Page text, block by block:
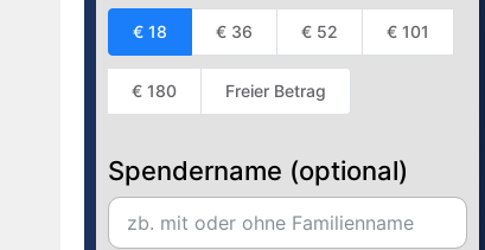
€ 18 € 36 € 52 € 101
€ 180 Freier Betrag
Spendername (optional)